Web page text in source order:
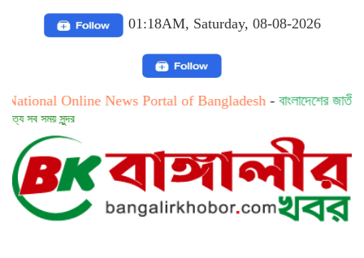
01:18AM, Saturday, 08-08-2026
News Portal of Bangladesh-বাংলাদেশের জাতীয় অনলাইন